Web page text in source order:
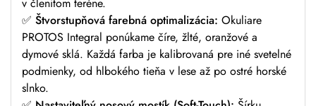
v členitom teréne.
✅ Štvorstupňová farebná optimalizácia: Okuliare
PROTOS Integral ponúkame číre, žlté, oranžové a
dymové sklá. Každá farba je kalibrovaná pre iné svetelné
podmienky, od hlbokého tieňa v lese až po ostré horské
slnko.